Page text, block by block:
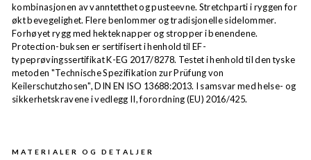
kombinasjonen av vanntetthet og pusteevne. Stretchparti i ryggen for
økt bevegelighet. Flere benlommer og tradisjonelle sidelommer.
Forhøyet rygg med hekteknapper og stropper i benendene.
Protection-buksen er sertifisert i henhold til EF-
typeprøvingssertifikat K-EG 2017/8278. Testet i henhold til den tyske
metoden "Technische Spezifikation zur Prüfung von
Keilerschutzhosen", DIN EN ISO 13688:2013. I samsvar med helse- og
sikkerhetskravene i vedlegg II, forordning (EU) 2016/425.
MATERIALER OG DETALJER